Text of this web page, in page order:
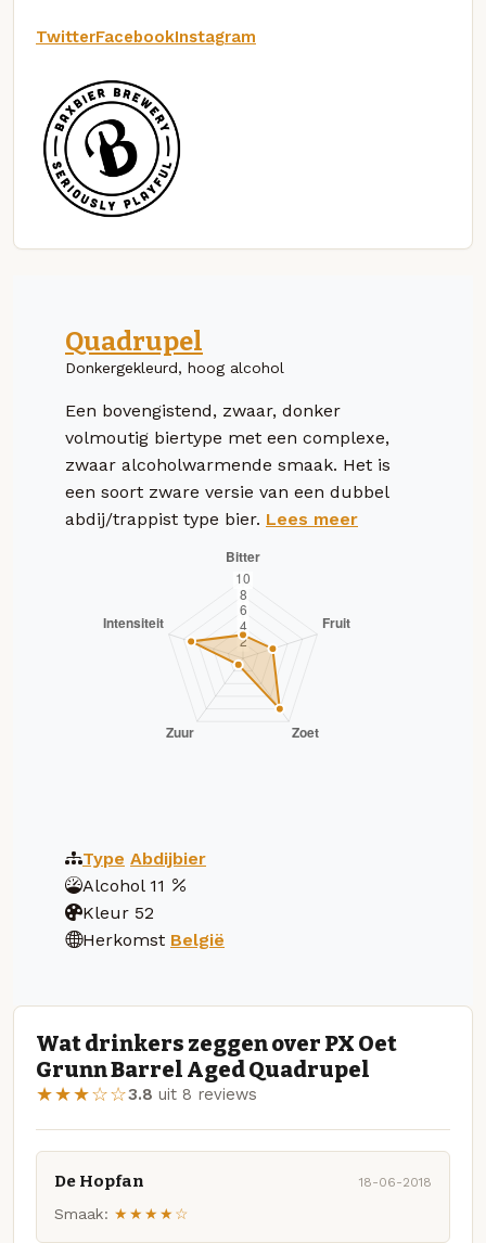
TwitterFacebookInstagram
Quadrupel
Donkergekleurd, hoog alcohol
Een bovengistend, zwaar, donker
volmoutig biertype met een complexe,
zwaar alcoholwarmende smaak. Het is
een soort zware versie van een dubbel
abdij/trappist type bier. Lees meer
Type Abdijbier
Alcohol 11
Kleur 52
Herkomst België
Wat drinkers zeggen over PX Oet
Grunn Barrel Aged Quadrupel
★★★☆☆3.8 uit 8 reviews
De Hopfan 18-06-2018
Smaak: ★★★★☆